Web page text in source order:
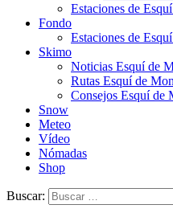
Estaciones de
Fondo
Estaciones de
Skimo
Noticias Esquí de
Rutas Esquí de
Consejos Esquí de
Snow
Meteo
Vídeo
Nómadas
Shop
Buscar: